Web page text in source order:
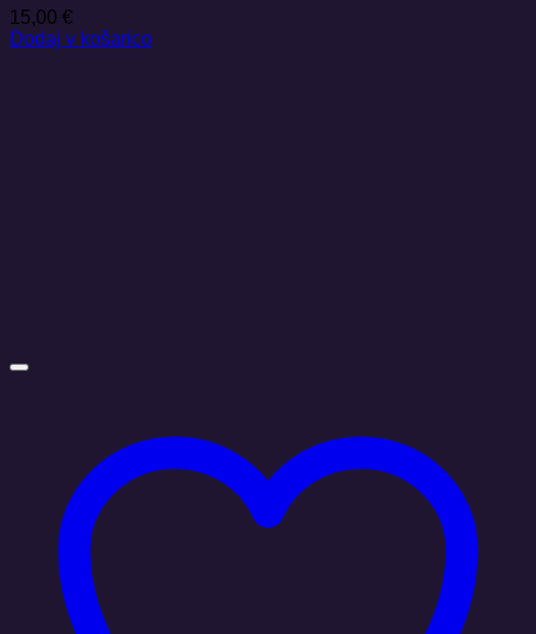
15,00 €
Dodaj v košarico